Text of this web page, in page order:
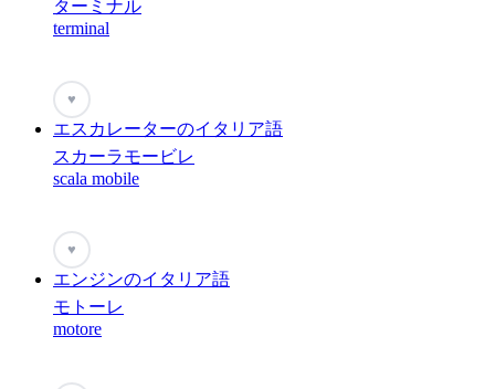
ターミナル
terminal
♥
エスカレーターのイタリア語
スカーラモービレ
scala mobile
♥
エンジンのイタリア語
モトーレ
motore